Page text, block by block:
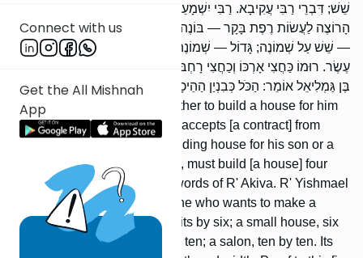
Connect with us
Get the All Mishnah
App
שֵׁשׁ; דִּבְרֵי רַבִּי עֲקִיבָא. רַבִּי יִשְׁמָעֵאל אוֹמֵר: רֶפֶת בָּקָר הוּא זֶה.
הָרוֹצֶה לַעֲשׂוֹת רֶפֶת בָּקָר — בּוֹנֶה אַרְבַּע אַמּוֹת עַל שֵׁשׁ; בַּיִת קָטָן
— שֵׁשׁ עַל שְׁמוֹנֶה; גָּדוֹל — שְׁמוֹנֶה עַל עֶשֶׂר; טְרַקְלִין — עֶשֶׂר עַל
עֶשֶׂר. רוּמוֹ כַּחֲצִי אָרְכּוֹ וְכַחֲצִי רָחְבּוֹ. רְאָיָה לַדָּבָר הֵיכָל. רַבָּן שִׁמְעוֹן
בֶּן גַּמְלִיאֵל אוֹמֵר: הַכֹּל כְּבִנְיַן הַהֵיכָל.
One who sells a place to another to build a house for him
[on it], and similarly, one who accepts [a contract] from
another to build for him a wedding house for his son or a
widow house for his daughter, must build [a house] four
cubits by six; [these are] the words of R' Akiva. R' Yishmael
says: This is a cattle-shed. One who wants to make a
cattle-shed builds [it] four cubits by six; a small house, six
by eight; a large one, eight by ten; a salon, ten by ten. Its